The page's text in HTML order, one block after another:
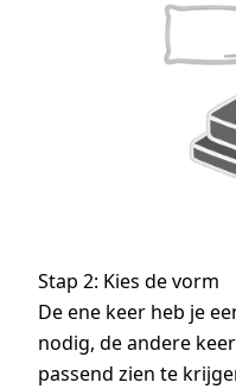
Stap 2: Kies de vorm
De ene keer heb je
nodig, de andere
passend zien te